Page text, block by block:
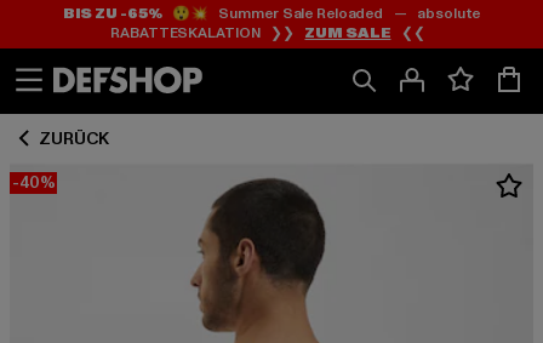
Zum
Inhalt
springen
Zum
Fußzeile
springen
BIS ZU -65%😲💥 Summer Sale Reloaded — absolute
RABATTESKALATION ❯❯ ZUM SALE ❮❮
ZURÜCK
-40%